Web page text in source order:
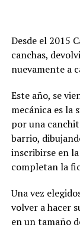
Desde el 2015
canchas,
nuevamente a
Este año, se
mecánica es
por una
barrio,
inscribirse en
completan la
Una vez
volver a hacer
en un tamaño